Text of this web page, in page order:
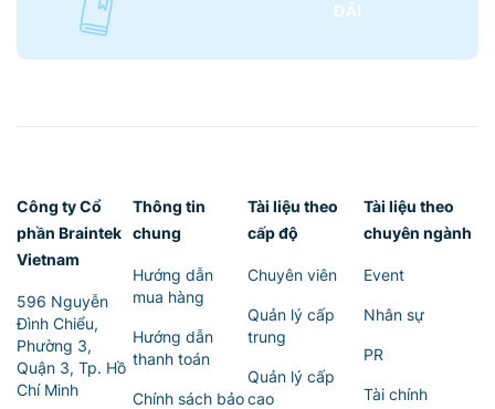
ĐÃI
Công ty Cổ
phần Braintek
Vietnam
596 Nguyễn
Đình Chiểu,
Phường 3,
Quận 3, Tp. Hồ
Chí Minh
Thông tin
chung
Hướng dẫn
mua hàng
Hướng dẫn
thanh toán
Chính sách bảo
Tài liệu theo
cấp độ
Chuyên viên
Quản lý cấp
trung
Quản lý cấp
cao
Tài liệu theo
chuyên ngành
Event
Nhân sự
PR
Tài chính